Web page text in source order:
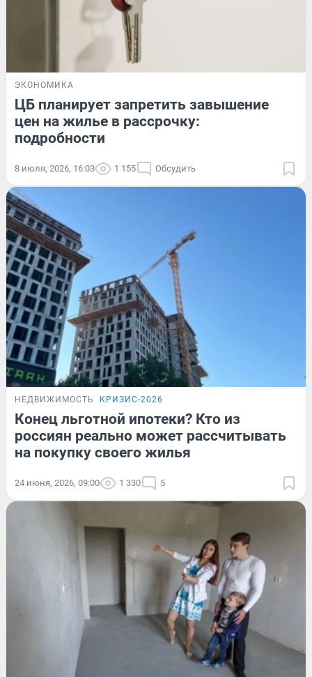
ЭКОНОМИКА
ЦБ планирует запретить завышение
цен на жилье в рассрочку:
подробности
8 июля, 2026, 16:03 1 155 Обсудить
НЕДВИЖИМОСТЬ КРИЗИС-2026
Конец льготной ипотеки? Кто из
россиян реально может рассчитывать
на покупку своего жилья
24 июня, 2026, 09:00 1 330 5